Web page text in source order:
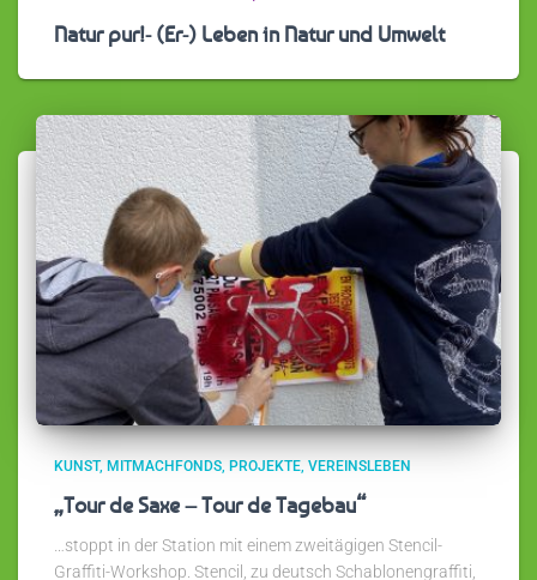
Natur pur!- (Er-) Leben in Natur und Umwelt
KUNST MITMACHFONDS PROJEKTE VEREINSLEBEN
„Tour de Saxe – Tour de Tagebau“
…stoppt in der Station mit einem zweitägigen Stencil-
Graffiti-Workshop. Stencil, zu deutsch Schablonengraffiti,